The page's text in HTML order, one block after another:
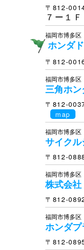
〒812-
７ー１Ｆ
福岡市博多区
ホンダ
〒812-
福岡市博多区
三角ホ
〒812-
map
福岡市博多区
サイクル
〒812-
福岡市博多区
株式会
〒812-
福岡市博多区
ホンダ
〒812-